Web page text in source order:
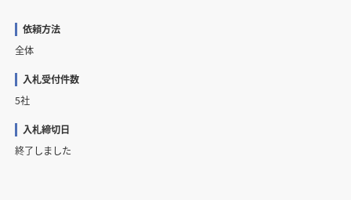
依頼方法
全体
入札受付件数
5社
入札締切日
終了しました